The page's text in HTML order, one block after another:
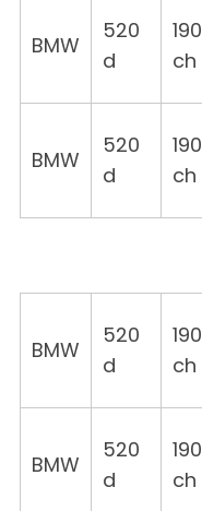
BMW
520
d
190
ch
BMW
520
d
190
ch
BMW
520
d
190
ch
BMW
520
d
190
ch